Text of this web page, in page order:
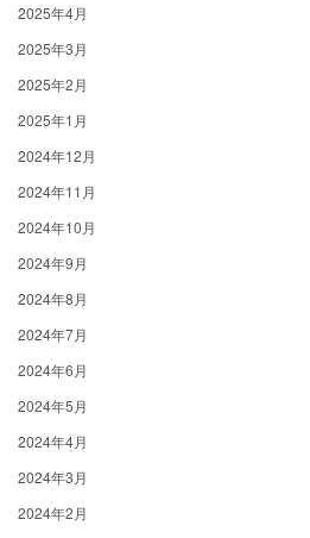
2025年4月
2025年3月
2025年2月
2025年1月
2024年12月
2024年11月
2024年10月
2024年9月
2024年8月
2024年7月
2024年6月
2024年5月
2024年4月
2024年3月
2024年2月